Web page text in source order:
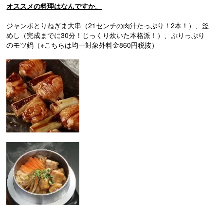
オススメの料理はなんですか。
ジャンボとりねぎま大串（21センチの肉汁たっぷり！2本！）、釜
めし（完成までに30分！じっくり炊いた本格派！）、ぷりっぷり
のモツ鍋（※こちらは均一対象外料金860円税抜）